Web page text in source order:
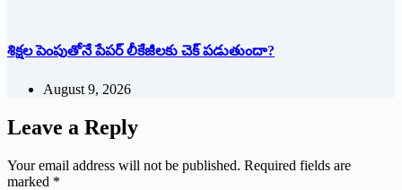
శిక్షల పెంపుతోనే పేపర్ లీకేజీలకు చెక్ పడుతుందా?
August 9, 2026
Leave a Reply
Your email address will not be published. Required fields are
marked *